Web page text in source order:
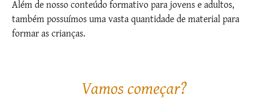
Além de nosso conteúdo formativo para jovens e adultos,
também possuímos uma vasta quantidade de material para
formar as crianças.
Vamos começar?